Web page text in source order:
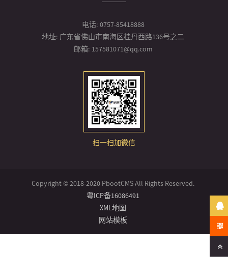
电话: 0757-85418888
地址: 广东省佛山市南海区桂丹西路136号之二
邮箱: 157581071@qq.com
扫一扫加微信
Copyright © 2018-2020 PbootCMS All Rights Reserved.
粤ICP备16086491
XML地图
网站模板